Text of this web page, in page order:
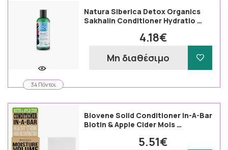
34 Πόντοι
Natura Siberica Detox Organics
Sakhalin Conditioner Hydratio …
4.18€
Μη διαθέσιμο
Biovene Solid Conditioner In-A-Bar
Biotin & Apple Cider Mois …
5.51€